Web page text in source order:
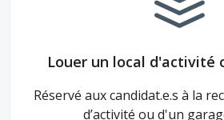
Louer un local d'activité
Réservé aux candidat.e.s à la
d’activité ou d'un